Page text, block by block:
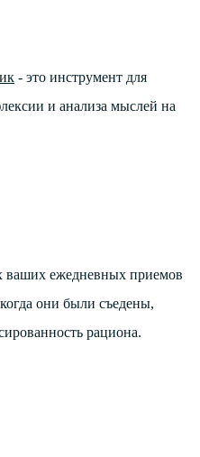
- это инструмент для
и анализа мыслей на
ваших ежедневных приемов
они были съедены,
рациона.